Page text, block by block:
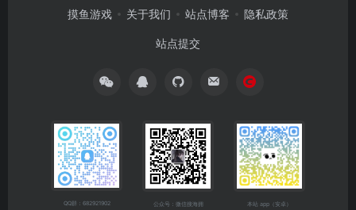
摸鱼游戏 关于我们 站点博客 隐私政策
站点提交
QQ群：682921902 公众号：微信搜海拥 本站 app（安卓）